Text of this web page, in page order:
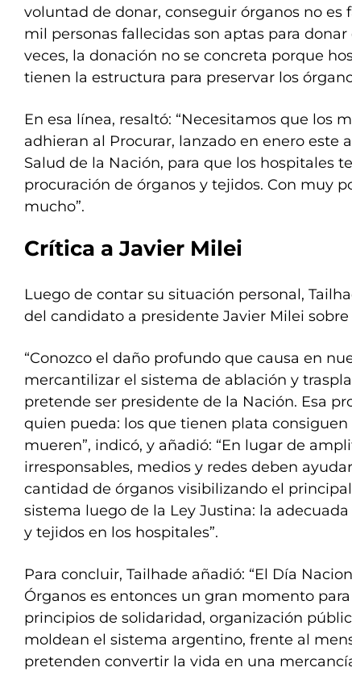
voluntad de donar, conseguir órganos no es
mil personas fallecidas son aptas para
veces, la donación no se concreta porque
tienen la estructura para preservar los
En esa línea, resaltó: “Necesitamos que los
adhieran al Procurar, lanzado en enero este
Salud de la Nación, para que los hospitales
procuración de órganos y tejidos. Con muy
mucho”.
Crítica a Javier Milei
Luego de contar su situación personal,
del candidato a presidente Javier Milei
“Conozco el daño profundo que causa en
mercantilizar el sistema de ablación y
pretende ser presidente de la Nación. Esa
quien pueda: los que tienen plata consiguen
mueren”, indicó, y añadió: “En lugar de
irresponsables, medios y redes deben
cantidad de órganos visibilizando el
sistema luego de la Ley Justina: la
y tejidos en los hospitales”.
Para concluir, Tailhade añadió: “El Día
Órganos es entonces un gran momento
principios de solidaridad, organización
moldean el sistema argentino, frente al
pretenden convertir la vida en una